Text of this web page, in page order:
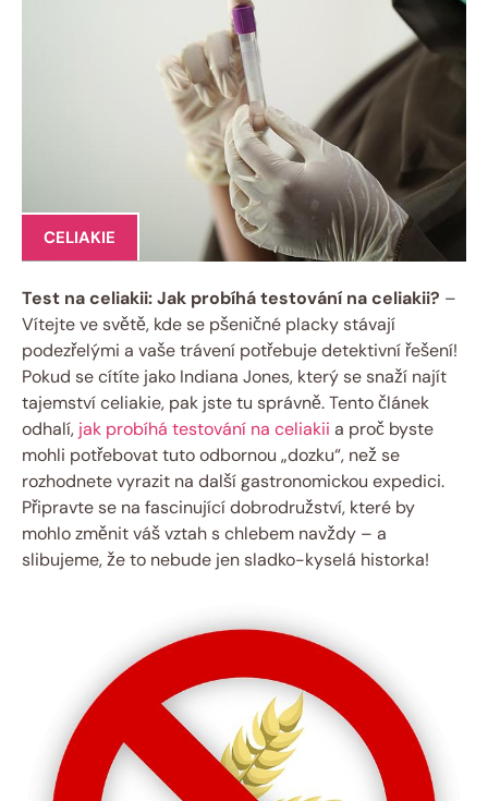
CELIAKIE
Test na celiakii: Jak probíhá testování na celiakii? –
Vítejte ve světě, kde se pšeničné placky stávají
podezřelými a vaše trávení potřebuje detektivní řešení!
Pokud se cítíte jako Indiana Jones, který se snaží najít
tajemství celiakie, pak jste tu správně. Tento článek
odhalí, jak probíhá testování na celiakii a proč byste
mohli potřebovat tuto odbornou „dozku“, než se
rozhodnete vyrazit na další gastronomickou expedici.
Připravte se na fascinující dobrodružství, které by
mohlo změnit váš vztah s chlebem navždy – a
slibujeme, že to nebude jen sladko-kyselá historka!